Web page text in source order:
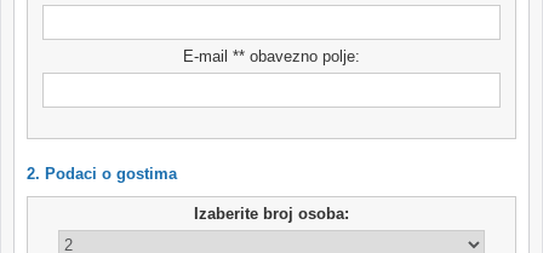
E-mail ** obavezno polje:
2. Podaci o gostima
Izaberite broj osoba: